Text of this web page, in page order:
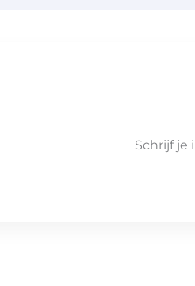
Schrijf je